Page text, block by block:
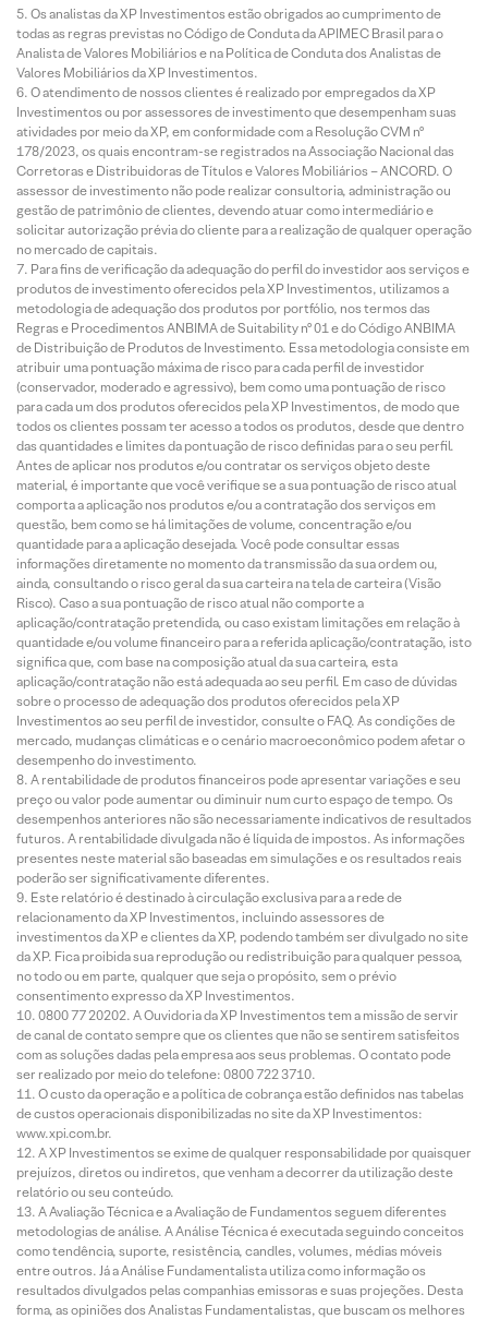
Os analistas da XP Investimentos estão obrigados ao cumprimento de
todas as regras previstas no Código de Conduta da APIMEC Brasil para o
Analista de Valores Mobiliários e na Política de Conduta dos Analistas de
Valores Mobiliários da XP Investimentos.
O atendimento de nossos clientes é realizado por empregados da XP
Investimentos ou por assessores de investimento que desempenham suas
atividades por meio da XP, em conformidade com a Resolução CVM nº
178/2023, os quais encontram-se registrados na Associação Nacional das
Corretoras e Distribuidoras de Títulos e Valores Mobiliários – ANCORD. O
assessor de investimento não pode realizar consultoria, administração ou
gestão de patrimônio de clientes, devendo atuar como intermediário e
solicitar autorização prévia do cliente para a realização de qualquer operação
no mercado de capitais.
Para fins de verificação da adequação do perfil do investidor aos serviços e
produtos de investimento oferecidos pela XP Investimentos, utilizamos a
metodologia de adequação dos produtos por portfólio, nos termos das
Regras e Procedimentos ANBIMA de Suitability nº 01 e do Código ANBIMA
de Distribuição de Produtos de Investimento. Essa metodologia consiste em
atribuir uma pontuação máxima de risco para cada perfil de investidor
(conservador, moderado e agressivo), bem como uma pontuação de risco
para cada um dos produtos oferecidos pela XP Investimentos, de modo que
todos os clientes possam ter acesso a todos os produtos, desde que dentro
das quantidades e limites da pontuação de risco definidas para o seu perfil.
Antes de aplicar nos produtos e/ou contratar os serviços objeto deste
material, é importante que você verifique se a sua pontuação de risco atual
comporta a aplicação nos produtos e/ou a contratação dos serviços em
questão, bem como se há limitações de volume, concentração e/ou
quantidade para a aplicação desejada. Você pode consultar essas
informações diretamente no momento da transmissão da sua ordem ou,
ainda, consultando o risco geral da sua carteira na tela de carteira (Visão
Risco). Caso a sua pontuação de risco atual não comporte a
aplicação/contratação pretendida, ou caso existam limitações em relação à
quantidade e/ou volume financeiro para a referida aplicação/contratação, isto
significa que, com base na composição atual da sua carteira, esta
aplicação/contratação não está adequada ao seu perfil. Em caso de dúvidas
sobre o processo de adequação dos produtos oferecidos pela XP
Investimentos ao seu perfil de investidor, consulte o FAQ. As condições de
mercado, mudanças climáticas e o cenário macroeconômico podem afetar o
desempenho do investimento.
A rentabilidade de produtos financeiros pode apresentar variações e seu
preço ou valor pode aumentar ou diminuir num curto espaço de tempo. Os
desempenhos anteriores não são necessariamente indicativos de resultados
futuros. A rentabilidade divulgada não é líquida de impostos. As informações
presentes neste material são baseadas em simulações e os resultados reais
poderão ser significativamente diferentes.
Este relatório é destinado à circulação exclusiva para a rede de
relacionamento da XP Investimentos, incluindo assessores de
investimentos da XP e clientes da XP, podendo também ser divulgado no site
da XP. Fica proibida sua reprodução ou redistribuição para qualquer pessoa,
no todo ou em parte, qualquer que seja o propósito, sem o prévio
consentimento expresso da XP Investimentos.
0800 77 20202. A Ouvidoria da XP Investimentos tem a missão de servir
de canal de contato sempre que os clientes que não se sentirem satisfeitos
com as soluções dadas pela empresa aos seus problemas. O contato pode
ser realizado por meio do telefone: 0800 722 3710.
O custo da operação e a política de cobrança estão definidos nas tabelas
de custos operacionais disponibilizadas no site da XP Investimentos:
www.xpi.com.br.
A XP Investimentos se exime de qualquer responsabilidade por quaisquer
prejuízos, diretos ou indiretos, que venham a decorrer da utilização deste
relatório ou seu conteúdo.
A Avaliação Técnica e a Avaliação de Fundamentos seguem diferentes
metodologias de análise. A Análise Técnica é executada seguindo conceitos
como tendência, suporte, resistência, candles, volumes, médias móveis
entre outros. Já a Análise Fundamentalista utiliza como informação os
resultados divulgados pelas companhias emissoras e suas projeções. Desta
forma, as opiniões dos Analistas Fundamentalistas, que buscam os melhores